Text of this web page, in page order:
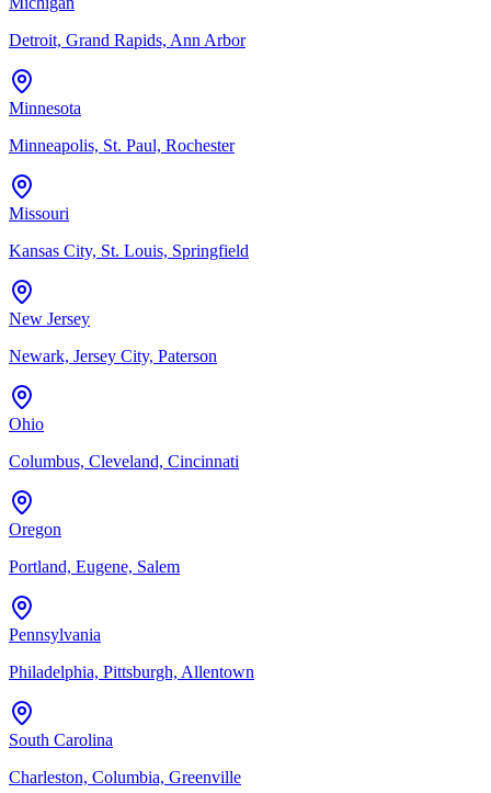
Detroit, Grand Rapids, Ann Arbor
Minnesota
Minneapolis, St. Paul, Rochester
Missouri
Kansas City, St. Louis, Springfield
New Jersey
Newark, Jersey City, Paterson
Ohio
Columbus, Cleveland, Cincinnati
Oregon
Portland, Eugene, Salem
Pennsylvania
Philadelphia, Pittsburgh, Allentown
South Carolina
Charleston, Columbia, Greenville